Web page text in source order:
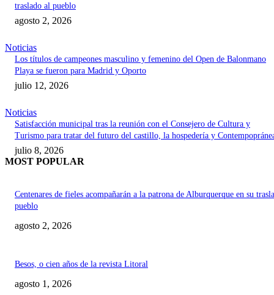
traslado al pueblo
agosto 2, 2026
Noticias
Los títulos de campeones masculino y femenino del Open de Balonmano
Playa se fueron para Madrid y Oporto
julio 12, 2026
Noticias
Satisfacción municipal tras la reunión con el Consejero de Cultura y
Turismo para tratar del futuro del castillo, la hospedería y
julio 8, 2026
MOST POPULAR
Centenares de fieles acompañarán a la patrona de Alburquerque en su
pueblo
agosto 2, 2026
Besos, o cien años de la revista Litoral
agosto 1, 2026